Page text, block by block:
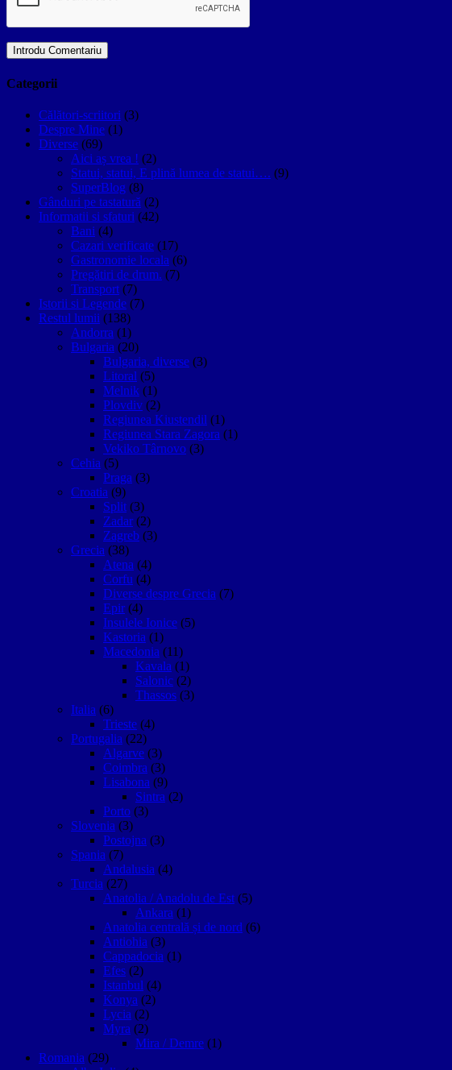
Categorii
Călători-scriitori (3)
Despre Mine (1)
Diverse (69)
Aici aș vrea ! (2)
Statui, statui, E plină lumea de statui…. (9)
SuperBlog (8)
Gânduri pe tastatură (2)
Informatii si sfaturi (42)
Bani (4)
Cazari verificate (17)
Gastronomie locala (6)
Pregătiri de drum. (7)
Transport (7)
Istorii si Legende (7)
Restul lumii (138)
Andorra (1)
Bulgaria (20)
Bulgaria, diverse (3)
Litoral (5)
Melnik (1)
Plovdiv (2)
Regiunea Kiustendil (1)
Regiunea Stara Zagora (1)
Vekiko Târnovo (3)
Cehia (5)
Praga (3)
Croatia (9)
Split (3)
Zadar (2)
Zagreb (3)
Grecia (38)
Atena (4)
Corfu (4)
Diverse despre Grecia (7)
Epir (4)
Insulele Ionice (5)
Kastoria (1)
Macedonia (11)
Kavala (1)
Salonic (2)
Thassos (3)
Italia (6)
Trieste (4)
Portugalia (22)
Algarve (3)
Coimbra (3)
Lisabona (9)
Sintra (2)
Porto (3)
Slovenia (3)
Postojna (3)
Spania (7)
Andalusia (4)
Turcia (27)
Anatolia / Anadolu de Est (5)
Ankara (1)
Anatolia centrală și de nord (6)
Antiohia (3)
Cappadocia (1)
Efes (2)
Istanbul (4)
Konya (2)
Lycia (2)
Myra (2)
Mira / Demre (1)
Romania (29)